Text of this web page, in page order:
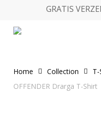
main
GRATIS
Home Collection T-
OFFENDER Drarga T-Shirt